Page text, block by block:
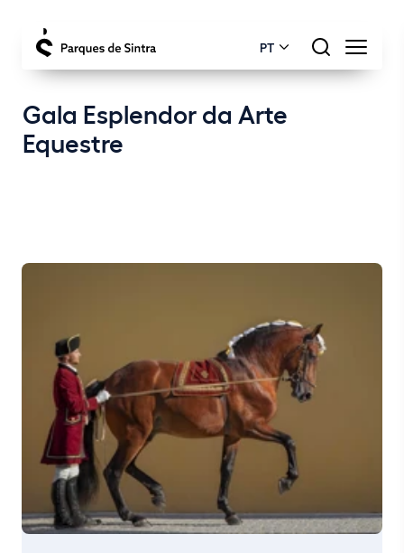
PT
Gala Esplendor da Arte
Equestre